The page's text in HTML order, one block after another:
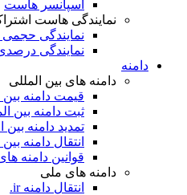
اسپانسر هاست
نمایندگی هاست
نمایندگی
نمایندگی
دامنه
دامنه های بین المللی
قیمت دامنه بین
ثبت دامنه بین
تمدید دامنه بین
انتقال دامنه
قوانین دامنه
دامنه های ملی
انتقال دامنه ir.